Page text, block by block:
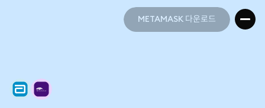
METAMASK 다운로드